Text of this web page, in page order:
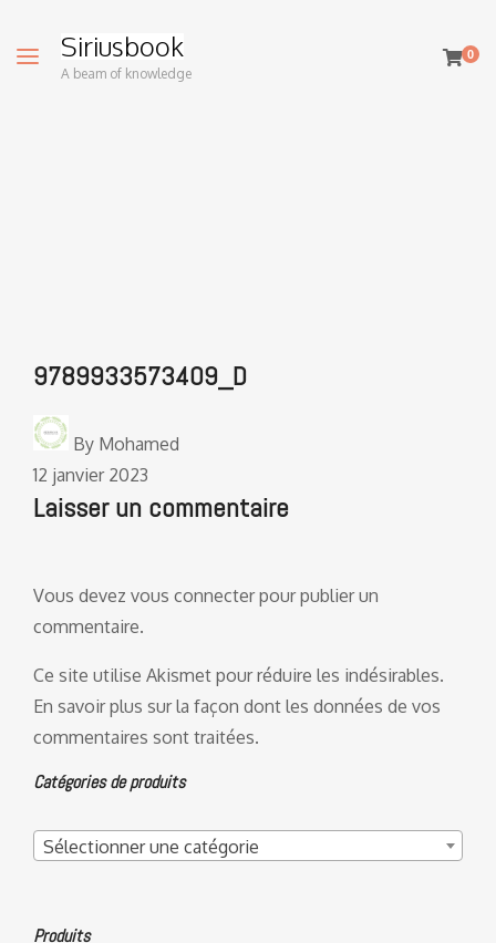
Siriusbook
A beam of knowledge
0
9789933573409_D
By Mohamed
12 janvier 2023
Laisser un commentaire
Vous devez vous connecterpour publier un
commentaire.
Ce site utilise Akismet pour réduire les indésirables.
En savoir plus sur la façon dont les données de vos
commentaires sont traitées.
Catégories de produits
Sélectionner une catégorie
Produits